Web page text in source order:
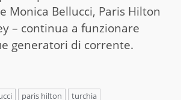
Monica Bellucci, Paris Hilton
– continua a funzionare
generatori di corrente.
paris hilton turchia